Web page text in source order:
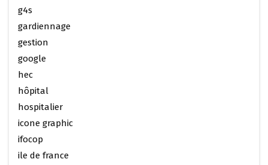
g4s
gardiennage
gestion
google
hec
hôpital
hospitalier
icone graphic
ifocop
ile de france